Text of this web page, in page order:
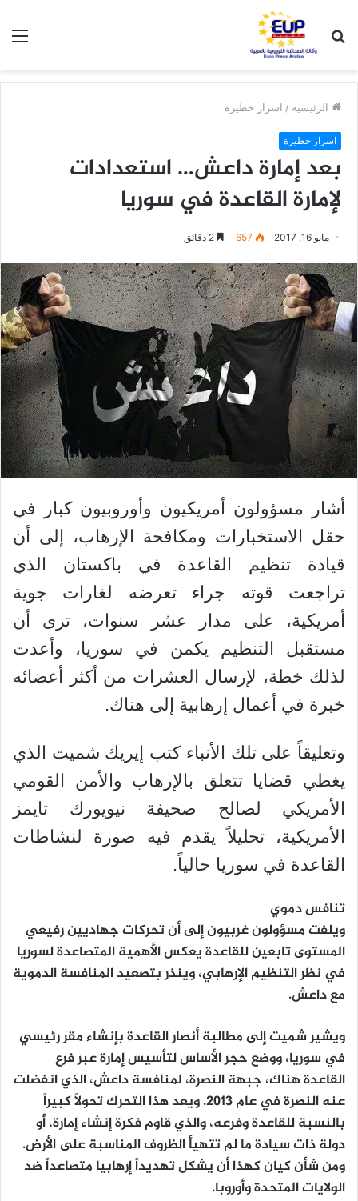
عن
الرئيسية / اسرار خطيرة
اسرار خطيرة
بعد إمارة داعش… استعدادات
لإمارة القاعدة في سوريا
مايو 16, 2017 657
أشار مسؤولون أمريكيون وأوروبيون كبار في
حقل الاستخبارات ومكافحة الإرهاب، إلى أن
قيادة تنظيم القاعدة في باكستان الذي
تراجعت قوته جراء تعرضه لغارات جوية
أمريكية، على مدار عشر سنوات، ترى أن
مستقبل التنظيم يكمن في سوريا، وأعدت
لذلك خطة، لإرسال العشرات من أكثر أعضائه
خبرة في أعمال إرهابية إلى هناك.
وتعليقاً على تلك الأنباء كتب إيريك شميت الذي
يغطي قضايا تتعلق بالإرهاب والأمن القومي
الأمريكي لصالح صحيفة نيويورك تايمز
الأمريكية، تحليلاً يقدم فيه صورة لنشاطات
القاعدة في سوريا حالياً.
تنافس دموي
ويلفت مسؤولون غربيون إلى أن تحركات جهاديين رفيعي
المستوى تابعين للقاعدة يعكس الأهمية المتصاعدة لسوريا
في نظر التنظيم الإرهابي، وينذر بتصعيد المنافسة الدموية
مع داعش.
ويشير شميت إلى مطالبة أنصار القاعدة بإنشاء مقر رئيسي
في سوريا، ووضع حجر الأساس لتأسيس إمارة عبر فرع
القاعدة هناك، جبهة النصرة، لمنافسة داعش، الذي انفضلت
عنه النصرة في عام 2013. ويعد هذا التحرك تحولاً كبيراً
بالنسبة للقاعدة وفرعه، والذي قاوم فكرة إنشاء إمارة، أو
دولة ذات سيادة ما لم تتهيأ الظروف المناسبة على الأرض.
ومن شأن كيان كهذا أن يشكل تهديداً إرهابيا متصاعداً ضد
الولايات المتحدة وأوروبا.